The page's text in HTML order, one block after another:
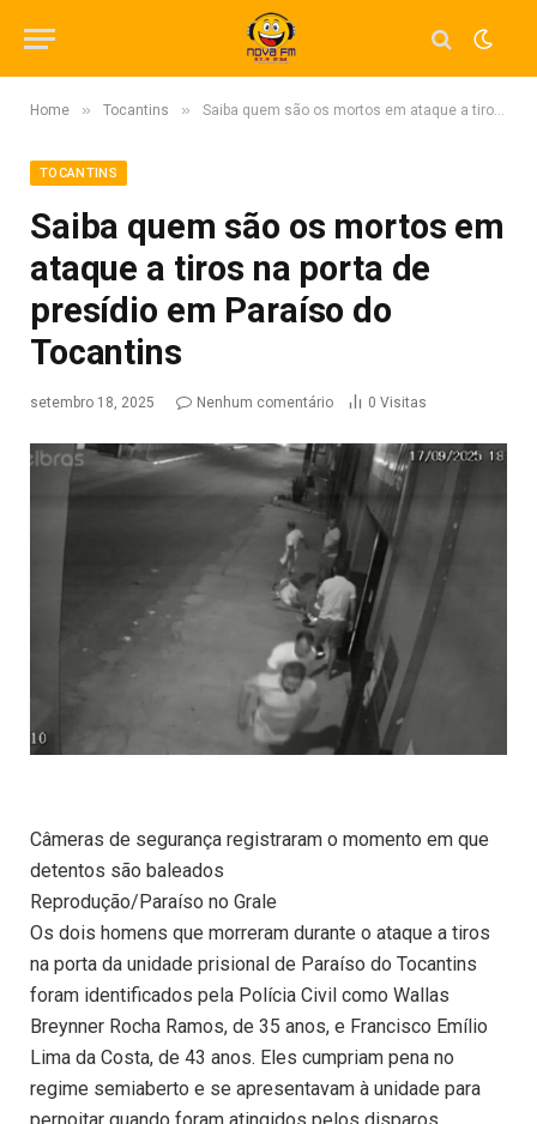
Home » Tocantins » Saiba quem são os mortos em ataque a tiros na porta de presídio em Paraíso do Tocantins
TOCANTINS
Saiba quem são os mortos em
ataque a tiros na porta de
presídio em Paraíso do
Tocantins
setembro 18, 2025 Nenhum comentário 0 Visitas
Câmeras de segurança registraram o momento em que
detentos são baleados
Reprodução/Paraíso no Grale
Os dois homens que morreram durante o ataque a tiros
na porta da unidade prisional de Paraíso do Tocantins
foram identificados pela Polícia Civil como Wallas
Breynner Rocha Ramos, de 35 anos, e Francisco Emílio
Lima da Costa, de 43 anos. Eles cumpriam pena no
regime semiaberto e se apresentavam à unidade para